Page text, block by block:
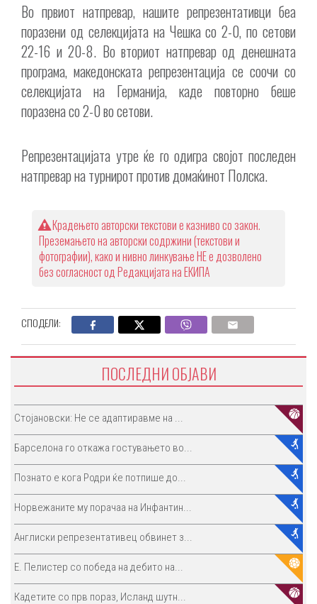
Во првиот натпревар, нашите репрезентативци беа
поразени од селекцијата на Чешка со 2-0, по сетови
22-16 и 20-8. Во вториот натпревар од денешната
програма, македонската репрезентација се соочи со
селекцијата на Германија, каде повторно беше
поразена со 2-0 во сетови.
Репрезентацијата утре ќе го одигра својот последен
натпревар на турнирот против домаќинот Полска.
Крадењето авторски текстови е казниво со закон.
Преземањето на авторски содржини (текстови и
фотографии), како и нивно линкување НЕ е дозволено
без согласност од Редакцијата на ЕКИПА
СПОДЕЛИ:
ПОСЛЕДНИ ОБЈАВИ
Стојановски: Не се адаптиравме на ...
Барселона го откажа гостувањето во...
Познато е кога Родри ќе потпише до...
Норвежаните му порачаа на Инфантин...
Англиски репрезентативец обвинет з...
E. Пелистер со победа на дебито на...
Кадетите со прв пораз, Исланд шутн...